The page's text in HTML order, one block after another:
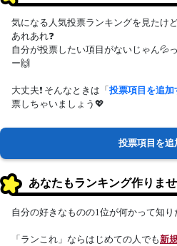
気になる人気投票ランキングを見たけど
あれあれ❓
自分が投票したい項目がないじゃん💦
ー🙌
大丈夫❗ そんなときは「投票項目を追加
票しちゃいましょう💖
投票項目を追
あなたもランキング作りま
自分の好きなものの1位が何かって知り
「ランこれ」ならはじめての人でも新